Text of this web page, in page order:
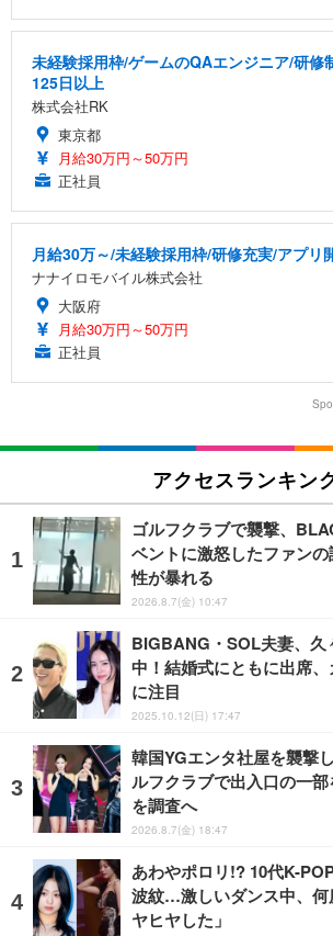
未経験採用枠/ゲームのQAエンジニア/研修
125日以上
株式会社RK
東京都
月給30万円～50万円
正社員
月給30万～/未経験採用枠/研修充実/アプリ
ナナイロモバイル株式会社
大阪府
月給30万円～50万円
正社員
アクセスランキン
ゴルフクラブで襲撃、
ベントに激怒したファン
性が暴れる
2026.8.7(金) 10:47
BIGBANG・SOL夫妻、久
中！結婚式にともに出席
に注目
2025.10.12(日) 17:47
韓国YGエンタ社屋を襲撃
ルフクラブで出入口の一
を調査へ
2026.8.7(金) 18:47
あわやポロリ!? 10代K-
波紋…激しいダンス中、何
ヤヒヤした」